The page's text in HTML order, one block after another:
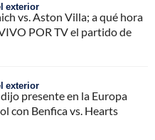
exterior
vs. Aston Villa; a qué hora
POR TV el partido de
exterior
presente en la Europa
con Benfica vs. Hearts